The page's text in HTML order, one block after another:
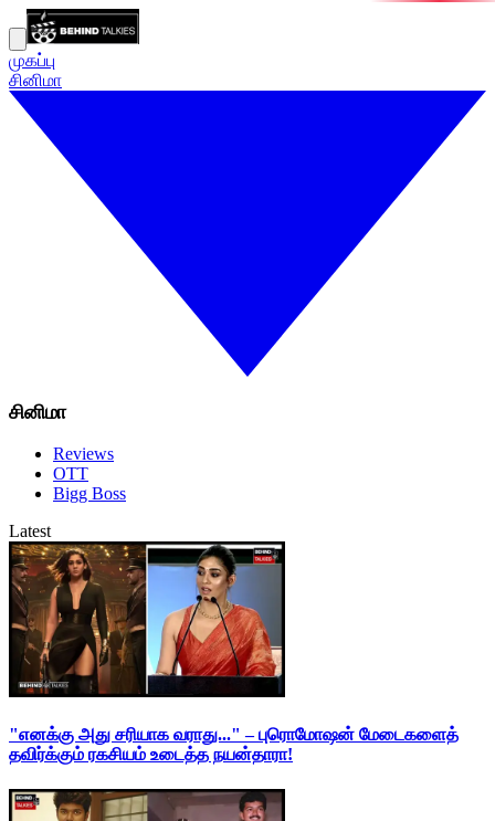
முகப்பு
சினிமா
சினிமா
Reviews
OTT
Bigg Boss
Latest
"எனக்கு அது சரியாக வராது..." – புரொமோஷன் மேடைகளைத்
தவிர்க்கும் ரகசியம் உடைத்த நயன்தாரா!